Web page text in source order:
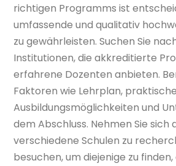
richtigen Programms ist
umfassende und qualitativ
zu gewährleisten. Suchen Sie
Institutionen, die akkreditierte
erfahrene Dozenten anbieten.
Faktoren wie Lehrplan, praktische
Ausbildungsmöglichkeiten und
dem Abschluss. Nehmen Sie sich
verschiedene Schulen zu
besuchen, um diejenige zu